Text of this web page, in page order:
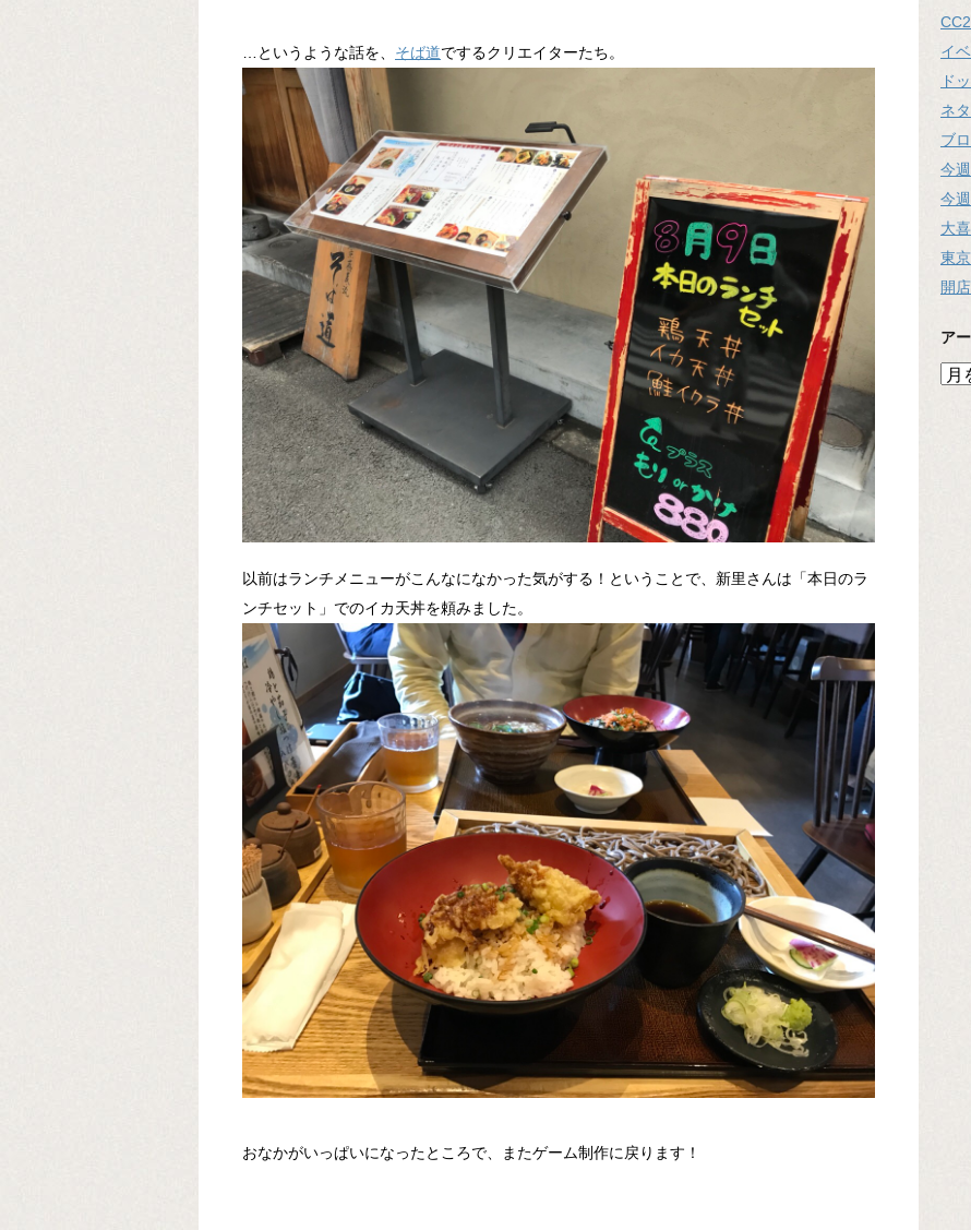
…というような話を、 そば道でするクリエイターたち。
以前はランチメニューがこんなになかった気がする！ということで、新里さんは「本日のラ
ンチセット」でのイカ天丼を頼みました。
おなかがいっぱいになったところで、またゲーム制作に戻ります！
イ
ド
ネタ
ブ
今
今
大
東
開
ア
ア